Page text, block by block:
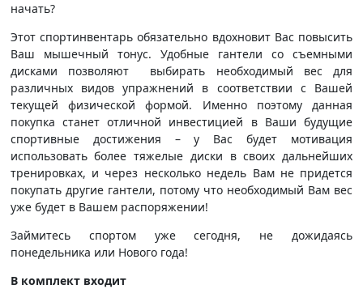
начать?
Этот спортинвентарь обязательно вдохновит Вас повысить
Ваш мышечный тонус. Удобные гантели со съемными
дисками позволяют выбирать необходимый вес для
различных видов упражнений в соответствии с Вашей
текущей физической формой. Именно поэтому данная
покупка станет отличной инвестицией в Ваши будущие
спортивные достижения – у Вас будет мотивация
использовать более тяжелые диски в своих дальнейших
тренировках, и через несколько недель Вам не придется
покупать другие гантели, потому что необходимый Вам вес
уже будет в Вашем распоряжении!
Займитесь спортом уже сегодня, не дожидаясь
понедельника или Нового года!
В комплект входит